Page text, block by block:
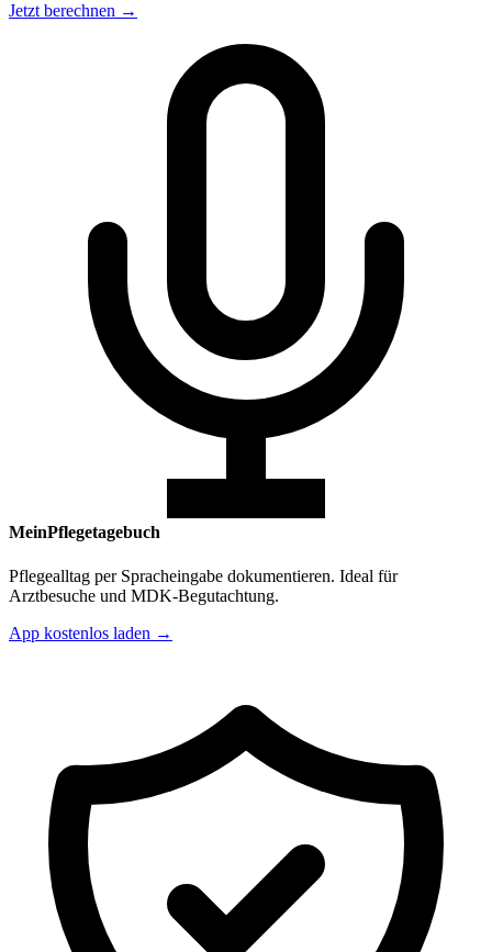
Jetzt berechnen →
MeinPflegetagebuch
Pflegealltag per Spracheingabe dokumentieren. Ideal für
Arztbesuche und MDK-Begutachtung.
App kostenlos laden →